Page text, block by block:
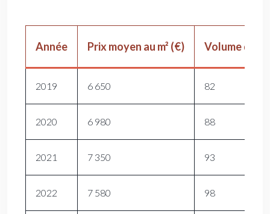
Année Prix moyen au m² (€) Volume des
2019 6 650 82
2020 6 980 88
2021 7 350 93
2022 7 580 98